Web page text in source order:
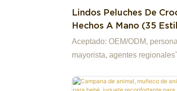
Lindos Peluches De
Hechos A Mano (35
Para Elegir)
Aceptado: OEM/ODM,
mayorista, agentes
muestras baratas.Tenemos